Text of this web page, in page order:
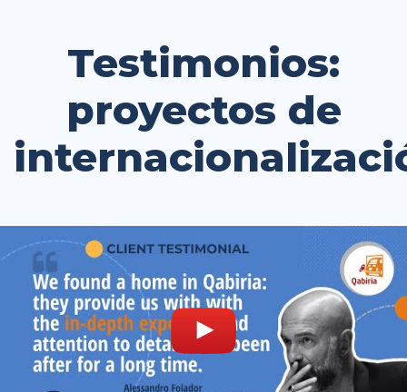
Testimonios:
proyectos de